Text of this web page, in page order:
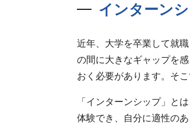
インターン
近年、大学を卒業して就
の間に大きなギャップを
おく必要があります。そ
「インターンシップ」と
体験でき、自分に適性の